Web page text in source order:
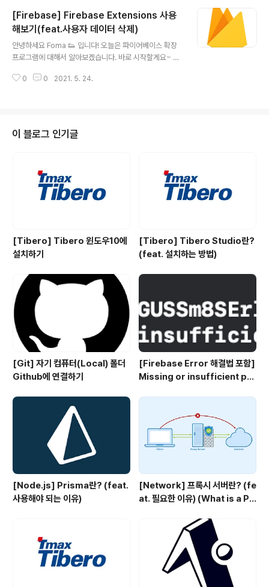
서가 전부 반환됩니다. db.collection("컬렉션 이름").wh
ereField("필드명", isNotEqualTo: "포마") isGreater
Than 필드값이 1000보다 큰 문서가 전부 반환됩니다. d
b.collection("컬렉션 이름").whereField("필드명", is
GreaterThan: 1000) isLes..
[Firebase] Firebase Extensions 사용
해보기(feat.사용자 데이터 삭제)
안녕하세요 Foma 👟 입니다! 오늘은 파이어베이스 확장
프로그램에 대해서 알아보겠습니다. 바로 시작할게요~ 파
에 빠르게 배포할 수 있는 프로그램입니다. 기본 원리 핵심
사용자 데이터 삭제,텍스트 번역 등 아주 유용한 프로그램
들이 있습니다. 주의하실 점은 아직 베타 출시 버전이므로
제를 예시로 설명드리겠습니다. 사용자 데이터 삭제의 파
란색 Install 버튼을 눌러주세요. 그 다..
0 0 2021. 5. 24.
이 블로그 인기글
[Tibero] Tibero 윈도우10에
설치하기
[Tibero] Tibero Studio란?
(feat. 설치하는 방법)
[Git] 자기 컴퓨터(Local) 폴더
Github에 연결하기
[Firebase Error 해결법 포함]
Missing or insufficient per
[Node.js] Prisma란? (feat.
사용해야 되는 이유)
[Network] 프록시 서버란? (fe
at. 필요한 이유) (What is a Pr